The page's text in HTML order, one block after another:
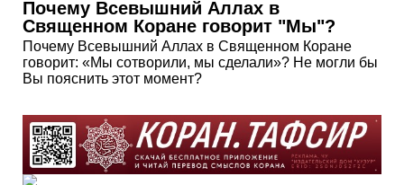
Почему Всевышний Аллах в
Священном Коране говорит "Мы"?
Почему Всевышний Аллах в Священном Коране
говорит: «Мы сотворили, мы сделали»? Не могли бы
Вы пояснить этот момент?